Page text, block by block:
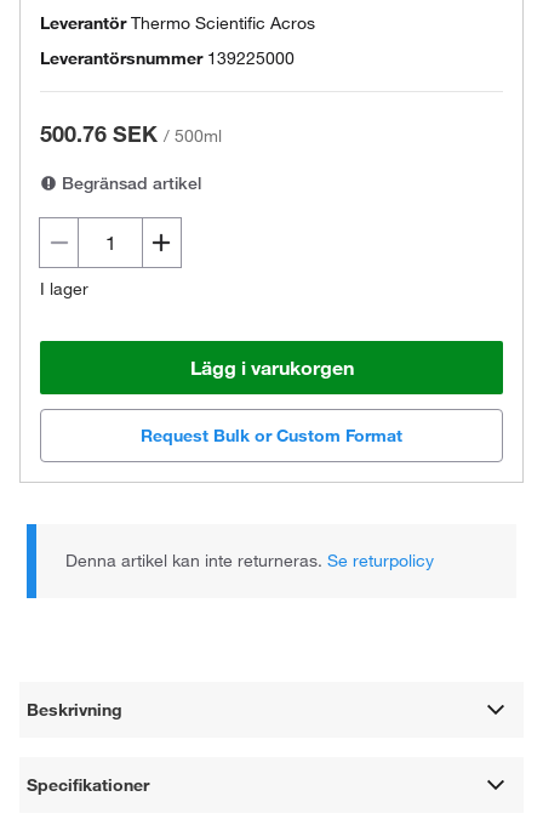
LeverantörThermo Scientific Acros
Leverantörsnummer 139225000
500.76 SEK / 500ml
Begränsad artikel
I lager
Lägg i varukorgen
Request Bulk or Custom Format
Denna artikel kan inte returneras.Se returpolicy
Beskrivning
Specifikationer